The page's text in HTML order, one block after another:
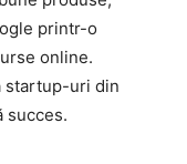
printr-o
online.
startup-uri din
succes.